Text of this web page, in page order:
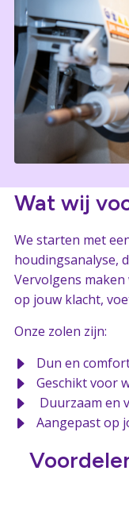
Wat wij
We starten met
houdingsanalyse,
Vervolgens
op jouw klacht,
Onze zolen zijn:
Dun en
Geschikt voor
Duurzaam en
Aangepast op